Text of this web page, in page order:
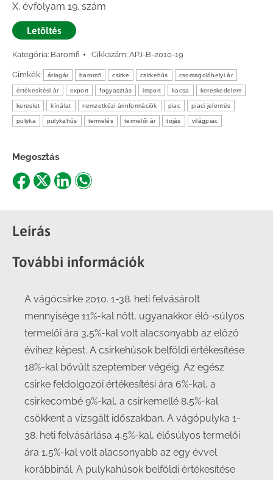
X. évfolyam 19. szám
Letöltés
Kategória: Baromfi Cikkszám: APJ-B-2010-19
Címkék: átlagár baromfi csirke csirkehús csomagolóhelyi ár
értékesítési ár export fogyasztás import kacsa kereskedelem
kereslet kínálat nemzetközi árinformációk piac piaci jelentés
pulyka pulykahús termelés termelői ár tojás világpiac
Megosztás
Share
Facebook
Share
X
ShareShare
Leírás
További információk
A vágócsirke 2010. 1-38. heti felvásárolt
mennyisége 11%-kal nőtt, ugyanakkor élő¬súlyos
termelői ára 3,5%-kal volt alacsonyabb az előző
évihez képest. A csirkehúsok belföldi értékesítése
18%-kal bővült szeptember végéig. Az egész
csirke feldolgozói értékesítési ára 6%-kal, a
csirkecombé 9%-kal, a csirkemellé 8,5%-kal
csökkent a vizsgált időszakban. A vágópulyka 1-
38. heti felvásárlása 4,5%-kal, élősúlyos termelői
ára 1,5%-kal volt alacsonyabb az egy évvel
korábbinál. A pulykahúsok belföldi értékesítése